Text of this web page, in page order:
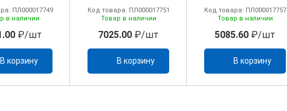
ПЛ000017749
в наличии
₽/шт
В корзину
FM.A
Код товара: ПЛ000017751
Товар в наличии
7025.00 ₽/шт
В корзину
(041002X0)
Код товара: ПЛ000017757
Товар в наличии
5085.60 ₽/шт
В корзину